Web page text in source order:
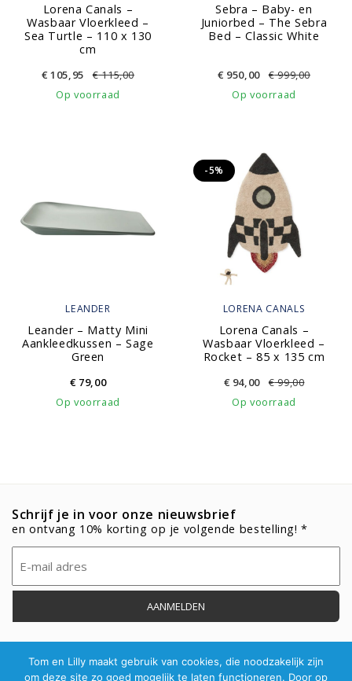
Lorena Canals –
Wasbaar Vloerkleed –
Sea Turtle – 110 x 130
cm
€ 105,95 €115,00
Op voorraad
Sebra – Baby- en
Juniorbed – The Sebra
Bed – Classic White
€ 950,00 €999,00
Op voorraad
LEANDER
Leander – Matty Mini
Aankleedkussen – Sage
Green
€79,00
Op voorraad
LORENA CANALS
Lorena Canals –
Wasbaar Vloerkleed –
Rocket – 85 x 135 cm
€ 94,00 €99,00
-5%
Op voorraad
Schrijf je in voor onze nieuwsbrief
en ontvang 10% korting op je volgende bestelling! *
(Vereist)
Tom en Lilly maakt gebruik van cookies, die noodzakelijk zijn
om deze site zo goed mogelijk te laten functioneren. Door op